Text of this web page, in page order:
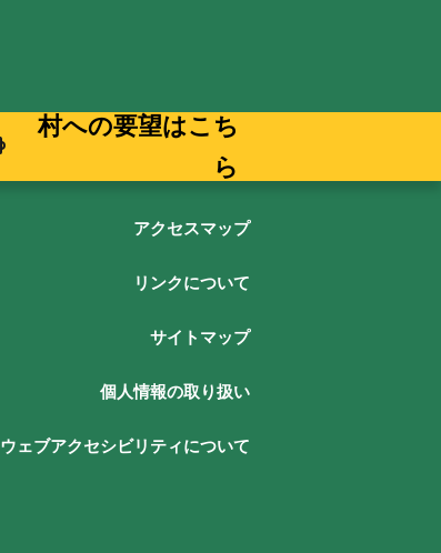
村への要望はこち
ら
アクセスマップ
リンクについて
サイトマップ
個人情報の取り扱い
ウェブアクセシビリティについて